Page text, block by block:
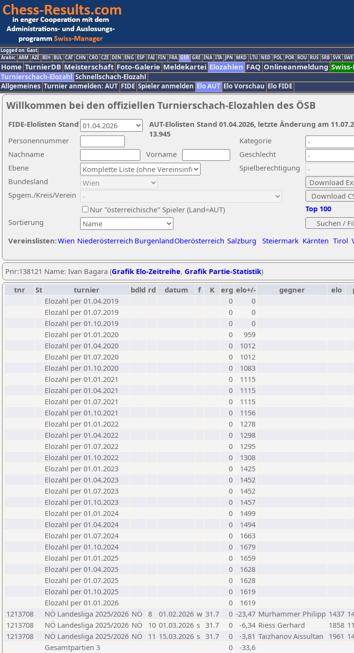
Logged on: Gast
Arabic ARM AZE BIH BUL CAT CHN CRO CZE DEN ENG ESP FAI FIN FRA GER GRE INA ITA JPN MKD LTU NED POL POR ROU RUS SRB SVK SWE
Home TurnierDB Meisterschaft Foto-Galerie Meldekartei Elozahlen FAQ Onlineanmeldung
Turnierschach-Elozahl Schnellschach-Elozahl
Allgemeines Turnier anmelden: AUT FIDE Spieler anmelden Elo AUT Elo Vorschau Elo FIDE
Willkommen bei den offiziellen Turnierschach-Elozahlen des ÖSB
Nachname
Vorname
Ebene
Kategorie
Sortierung
Personennummer
Bundesland
Spgem./Kreis/Verein
Geschlecht
Nur "österreichische" Spieler (Land=AUT)
Spielberechtigung
Vereinslisten:Wien Niederösterreich BurgenlandOberösterreich Salzburg Steiermark Kärnten Tirol
Top 100
AUT-Elolisten Stand 01.04.2026, letzte Änderung am
13.945
FIDE-Elolisten Stand
Pnr:138121 Name: Ivan Bagara (Grafik Elo-Zeitreihe, Grafik Partie-Statistik)
tnr
St turnier bdld rd datum f K erg elo+/- gegner elo
Elozahl per 01.04.2019
0
0
Elozahl per 01.07.2019
0
0
Elozahl per 01.10.2019
0
0
Elozahl per 01.01.2020
0
959
Elozahl per 01.04.2020
0
1012
Elozahl per 01.07.2020
0
1012
Elozahl per 01.10.2020
0
1083
Elozahl per 01.01.2021
0
1115
Elozahl per 01.04.2021
0
1115
Elozahl per 01.07.2021
0
1115
Elozahl per 01.10.2021
0
1156
Elozahl per 01.01.2022
0
1278
Elozahl per 01.04.2022
0
1298
Elozahl per 01.07.2022
0
1295
Elozahl per 01.10.2022
0
1308
Elozahl per 01.01.2023
0
1425
Elozahl per 01.04.2023
0
1452
Elozahl per 01.07.2023
0
1452
Elozahl per 01.10.2023
0
1457
Elozahl per 01.01.2024
0
1499
Elozahl per 01.04.2024
0
1494
Elozahl per 01.07.2024
0
1663
Elozahl per 01.10.2024
0
1679
Elozahl per 01.01.2025
0
1659
Elozahl per 01.04.2025
0
1628
Elozahl per 01.07.2025
0
1628
Elozahl per 01.10.2025
0
1619
Elozahl per 01.01.2026
0
1619
1213708
NÖ Landesliga 2025/2026 NÖ 8 01.02.2026 w 31.7 0 -23,47 Murhammer Philipp 1437
1213708
NÖ Landesliga 2025/2026 NÖ 10 01.03.2026 s 31.7 0 -6,34 Riess Gerhard 1858
1213708
NÖ Landesliga 2025/2026 NÖ 11 15.03.2026 s 31.7 0 -3,81 Taizhanov Aissultan 1961
Gesamtpartien 3
0 -33,6